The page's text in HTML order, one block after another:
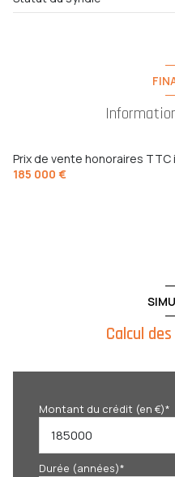
Prix de vente honoraires TTC
185 000 €
Calcul
Montant du crédit (en €)*
Durée (années)*